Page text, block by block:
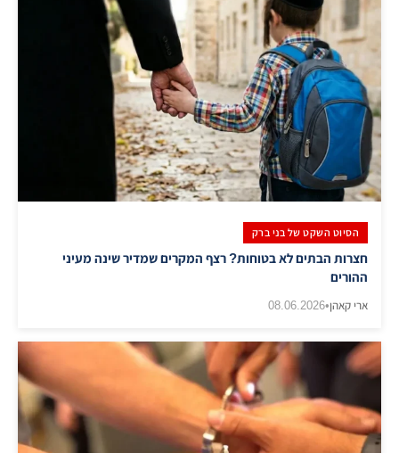
הסיוט השקט של בני ברק
חצרות הבתים לא בטוחות? רצף המקרים שמדיר שינה מעיני
ההורים
ארי קאהן•
08.06.2026